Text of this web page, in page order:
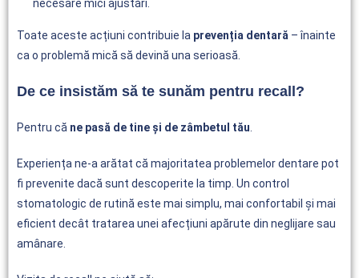
necesare mici ajustări.
Toate aceste acțiuni contribuie la prevenția dentară – înainte
ca o problemă mică să devină una serioasă.
De ce insistăm să te sunăm pentru recall?
Pentru că ne pasă de tine și de zâmbetul tău
Experiența ne-a arătat că majoritatea problemelor dentare pot
fi prevenite dacă sunt descoperite la timp. Un control
stomatologic de rutină este mai simplu, mai confortabil și mai
eficient decât tratarea unei afecțiuni apărute din neglijare sau
amânare.